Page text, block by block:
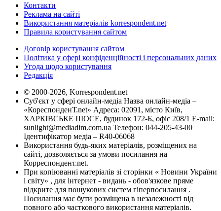
Контакти
Реклама на сайті
Використання матеріалів korrespondent.net
Правила користування сайтом
Договір користування сайтом
Політика у сфері конфіденційності і персональних даних
Угода щодо користування
Редакція
© 2000-2026, Korrespondent.net
Суб'єкт у сфері онлайн-медіа Назва онлайн-медіа –
«КореспонденТ.net» Адреса: 02091, місто Київ,
ХАРКІВСЬКЕ ШОСЕ, будинок 172-Б, офіс 208/1 E-mail:
sunlight@mediadim.com.ua Телефон: 044-205-43-00
Ідентифікатор медіа – R40-06068
Використання будь-яких матеріалів, розміщених на
сайті, дозволяється за умови посилання на
Корреспондент.net.
При копіюванні матеріалів зі сторінки « Новини України
і світу» , для інтернет - видань - обов'язкове пряме
відкрите для пошукових систем гіперпосилання .
Посилання має бути розміщена в незалежності від
повного або часткового використання матеріалів.